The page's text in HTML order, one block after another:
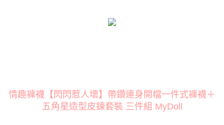
３．收到繳費通知簡訊後14天內，點擊此簡訊中的連結，可透過四大超商／
ATM／網路銀行／等多元方式進行付款，方視為交易完成。
【注意事項】
１．透過由恩沛科技股份有限公司提供之「AFTEE先享後付」服務完成之交
每筆NT$120
情趣褲襪【閃閃惹人壞】帶鑽連身開檔一件式褲襪＋
五角星造型皮鍊套裝 三件組 MyDoll